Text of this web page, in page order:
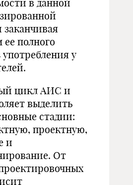
в данной
заканчивая
полного
у
цикл АИС и
выделить
стадии:
проектную,
и
От